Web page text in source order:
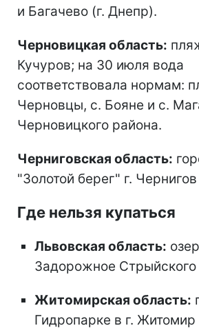
и Багачево (г. Днепр).
Черновицкая область:
Кучуров; на 30 июля вода
соответствовала нормам:
Черновцы, с. Бояне и с.
Черновицкого района.
Черниговская область:
"Золотой берег" г.
Где нельзя купаться
Львовская область:
Задорожное Стрыйского
Житомирская область:
Гидропарке в г. Житомир